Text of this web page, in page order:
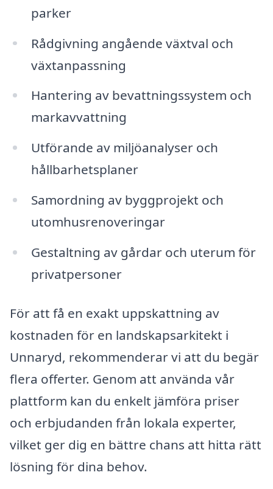
parker
Rådgivning angående växtval och
växtanpassning
Hantering av bevattningssystem och
markavvattning
Utförande av miljöanalyser och
hållbarhetsplaner
Samordning av byggprojekt och
utomhusrenoveringar
Gestaltning av gårdar och uterum för
privatpersoner
För att få en exakt uppskattning av
kostnaden för en landskapsarkitekt i
Unnaryd, rekommenderar vi att du begär
flera offerter. Genom att använda vår
plattform kan du enkelt jämföra priser
och erbjudanden från lokala experter,
vilket ger dig en bättre chans att hitta rätt
lösning för dina behov.